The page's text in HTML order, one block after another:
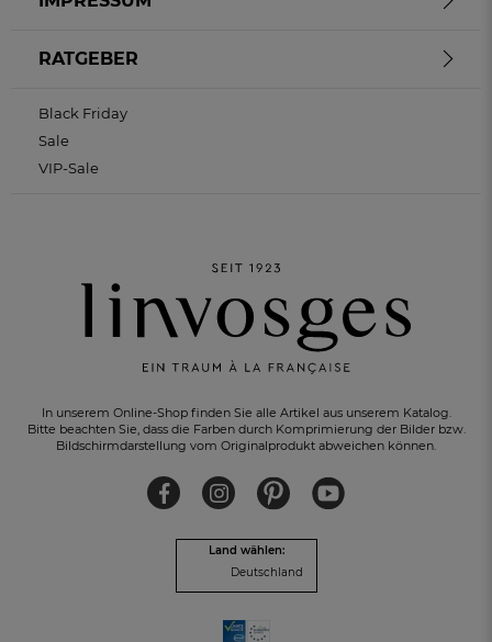
In unserem Online-Shop finden Sie alle Artikel aus unserem Katalog.
Bitte beachten Sie, dass die Farben durch Komprimierung der Bilder bzw.
Bildschirmdarstellung vom Originalprodukt abweichen können.
Land wählen:
Deutschland
RATGEBER
Black Friday
Sale
VIP-Sale